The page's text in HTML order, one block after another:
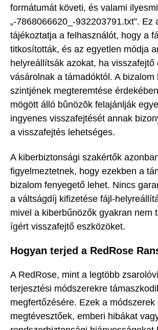
formátumát követi, és valami
„-7868066620_-932203791.txt”. Ez
tájékoztatja a felhasználót, hogy a
titkosították, és az egyetlen módja
helyreállítsák azokat, ha visszafejtő
vásárolnak a támadóktól. A bizalom
szintjének megteremtése
mögött álló bûnözõk felajánlják
ingyenes visszafejtését annak
a visszafejtés lehetséges.
A kiberbiztonsági szakértők
figyelmeztetnek, hogy ezekben a
bizalom fenyegető lehet. Nincs
a váltságdíj kifizetése fájl-
mivel a kiberbűnözők gyakran nem
ígért visszafejtő eszközöket.
Hogyan terjed a RedRose
A RedRose, mint a legtöbb
terjesztési módszerekre
megfertőzésére. Ezek a módszerek
megtévesztőek, emberi hibákat